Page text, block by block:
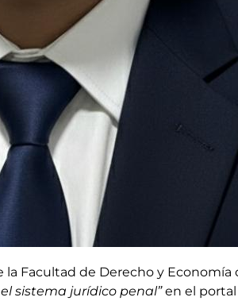
la Facultad de Derecho y
sistema jurídico penal”en el portal